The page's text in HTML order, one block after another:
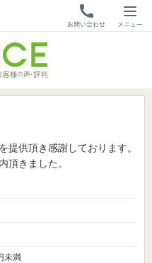
提供頂き感謝しております。
頂きました。
未満